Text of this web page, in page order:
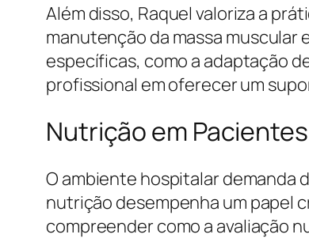
Além disso, Raquel valoriza a
manutenção da massa muscular
específicas, como a adaptação
profissional em oferecer um
Nutrição em
O ambiente hospitalar demanda
nutrição desempenha um papel
compreender como a avaliação